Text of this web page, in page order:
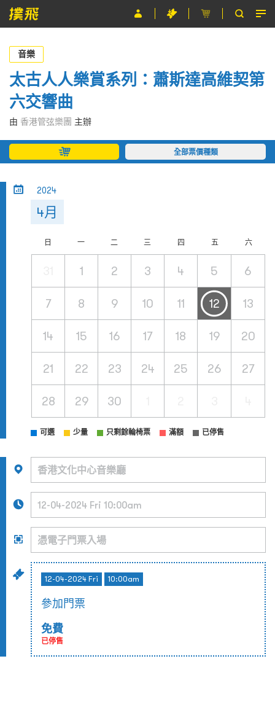
節目
主辦單位
關於撲飛
條款及細則
EN
音樂
太古人人樂賞系列：蕭斯達高維契第
六交響曲
由 香港管弦樂團 主辦
全部票價種類
2024
4月
日 一 二 三 四 五 六
1 2 3 4 5 6
7 8 9 10 11 12 13
14 15 16 17 18 19 20
21 22 23 24 25 26 27
28 29 30
可選 少量 只剩餘輪椅票 滿額 已停售
12-04-2024 Fri 10:00am
參加門票
免費
已停售